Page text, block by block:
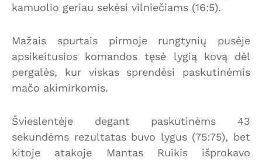
kamuolio geriau sekėsi vilniečiams (16:5).
Mažais spurtais pirmoje rungtynių pusėje
apsikeitusios komandos tęsė lygią kovą dėl
pergalės, kur viskas sprendėsi paskutinėmis
mačo akimirkomis.
Švieslentėje degant paskutinėms 43
sekundėms rezultatas buvo lygus (75:75), bet
kitoje atakoje Mantas Ruikis išprokavo